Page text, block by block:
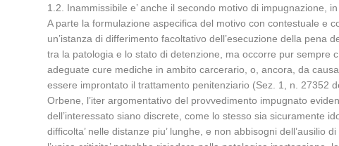
1.2. Inammissibile e’ anche il secondo motivo di impugnazione,
A parte la formulazione aspecifica del motivo con contestuale e
un’istanza di differimento facoltativo dell’esecuzione della pena
tra la patologia e lo stato di detenzione, ma occorre pur sempre
adeguate cure mediche in ambito carcerario, o, ancora, da
essere improntato il trattamento penitenziario (Sez. 1, n. 27352
Orbene, l’iter argomentativo del provvedimento impugnato
dell’interessato siano discrete, come lo stesso sia sicuramente
difficolta’ nelle distanze piu’ lunghe, e non abbisogni